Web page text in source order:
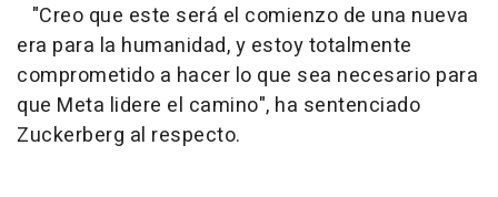
"Creo que este será el comienzo de una nueva
era para la humanidad, y estoy totalmente
comprometido a hacer lo que sea necesario para
que Meta lidere el camino", ha sentenciado
Zuckerberg al respecto.